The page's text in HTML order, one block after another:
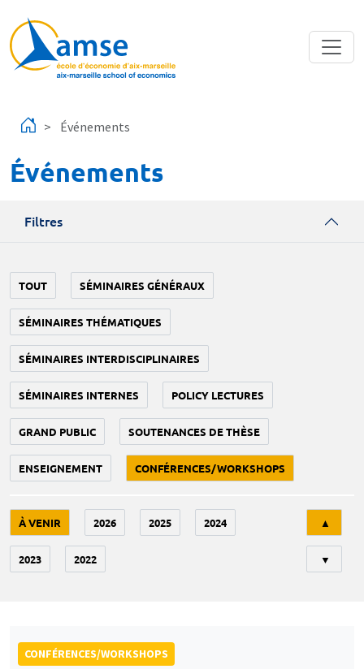
Événements
Événements
Filtres
TOUT SÉMINAIRES GÉNÉRAUX
SÉMINAIRES THÉMATIQUES
SÉMINAIRES INTERDISCIPLINAIRES
SÉMINAIRES INTERNES POLICY LECTURES
GRAND PUBLIC SOUTENANCES DE THÈSE
ENSEIGNEMENT CONFÉRENCES/WORKSHOPS
À VENIR 2026 2025 2024
2023 2022
▲
▼
CONFÉRENCES/WORKSHOPS